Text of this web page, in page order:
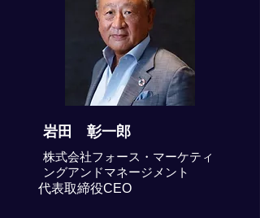
岩田 彰一郎
株式会社フォース・マーケティ
ングアンドマネージメント
代表取締役CEO